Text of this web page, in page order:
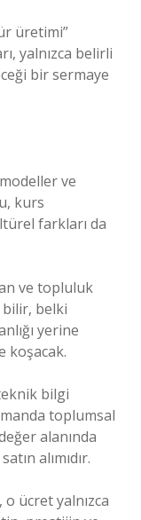
üretimi”
yalnızca belirli
bir sermaye
ve
kurs
farkları da
ve topluluk
bilir, belki
yerine
koşacak.
bilgi
toplumsal
alanında
alımıdır.
ücret yalnızca